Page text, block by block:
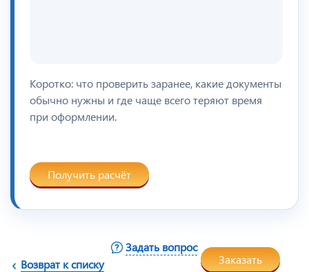
Коротко: что проверить заранее, какие документы
обычно нужны и где чаще всего теряют время
при оформлении.
Получить расчёт
Возврат к списку
Задать вопрос
Заказать